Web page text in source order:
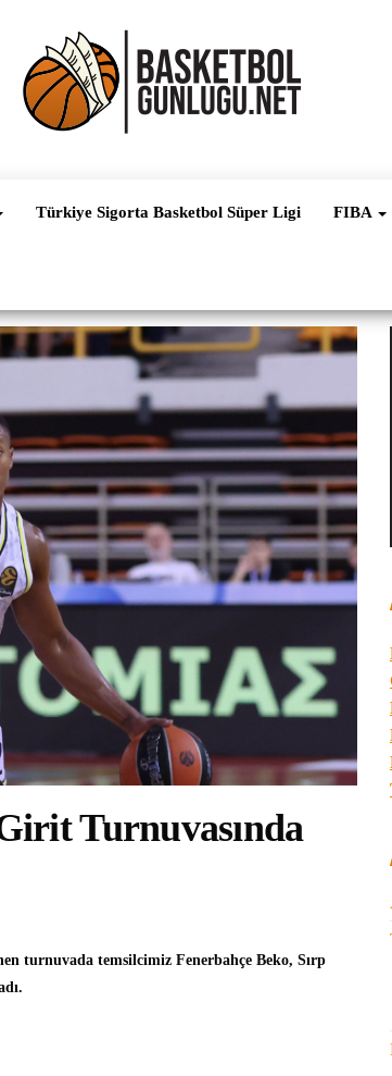
Haber
Süper Lig ve
Dünya
Türkiye Sigorta Basketbol Süper Ligi FIBA
Turnuvasında
turnuvada temsilcimiz Fenerbahçe Beko, Sırp